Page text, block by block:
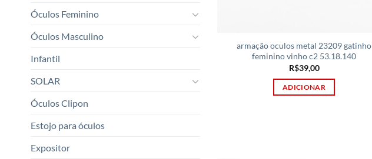
Óculos Feminino
Óculos Masculino
Infantil
SOLAR
Óculos Clipon
Estojo para óculos
Expositor
armação oculos metal 23209 gatinho
feminino vinho c2 53.18.140
R$39,00
ADICIONAR